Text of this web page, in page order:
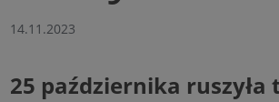
14.11.2023
25 października ruszyła